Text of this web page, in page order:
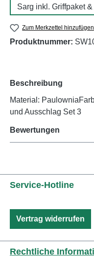
Sarg inkl. Griffpaket
Zum Merkzettel hinzufügen
Produktnummer:
Beschreibung
Material:
und Ausschlag Set 3
Bewertungen
Service-Hotline
Vertrag widerrufen
Rechtliche